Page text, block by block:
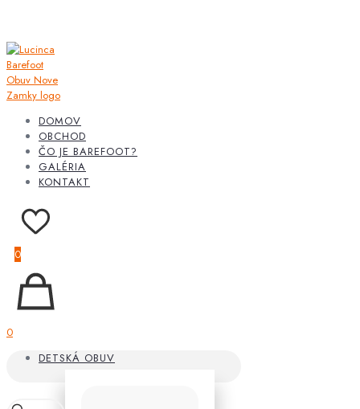
DOMOV
OBCHOD
ČO JE BAREFOOT?
GALÉRIA
KONTAKT
0
0
DETSKÁ OBUV